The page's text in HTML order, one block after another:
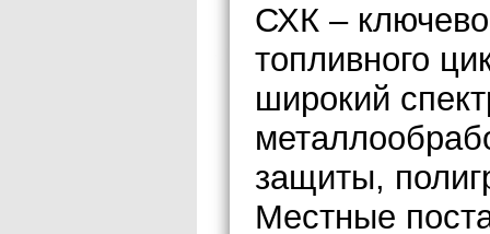
СХК –
топливного
широкий
защиты,
Местные